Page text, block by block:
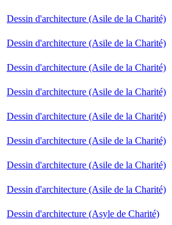
Dessin d'architecture (Asile de la Charité)
Dessin d'architecture (Asile de la Charité)
Dessin d'architecture (Asile de la Charité)
Dessin d'architecture (Asile de la Charité)
Dessin d'architecture (Asile de la Charité)
Dessin d'architecture (Asile de la Charité)
Dessin d'architecture (Asile de la Charité)
Dessin d'architecture (Asile de la Charité)
Dessin d'architecture (Asyle de Charité)